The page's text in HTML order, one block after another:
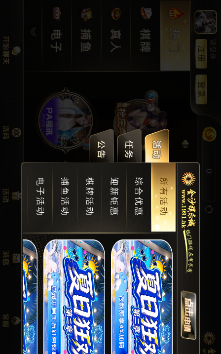
请登录
0
所有活动
综合优惠
迎新钜惠
棋牌活动
捕鱼活动
电子活动